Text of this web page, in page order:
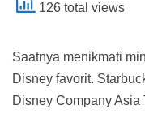
126 total views
Saatnya menikmati
Disney favorit.
Disney Company